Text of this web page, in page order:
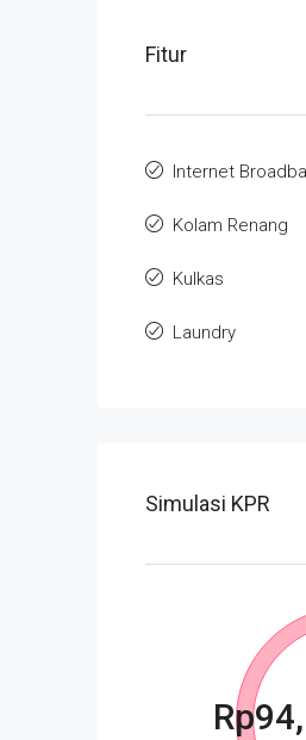
Fitur
Internet
Kolam Renang
Kulkas
Laundry
Simulasi KPR